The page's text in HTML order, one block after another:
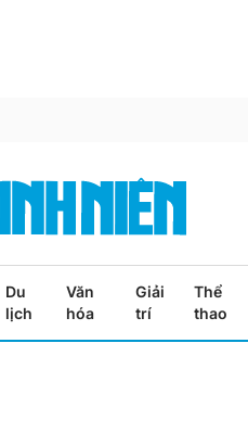
Du
lịch
Văn
hóa
Giải
trí
Thể
thao